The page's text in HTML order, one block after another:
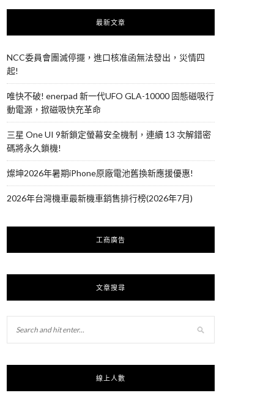
最新文章
NCC委員會團滅停擺，進口核准函無法發出，災情四
起!
唯快不破! enerpad 新一代UFO GLA-10000 固態磁吸行
動電源，掀磁吸快充革命
三星 One UI 9新鎖定螢幕安全機制，連續 13 次解錯密
碼將永久鎖機!
燦坤2026年暑期iPhone原廠電池舊換新應援優惠!
2026年台灣機車最新機車銷售排行榜(2026年7月)
工商廣告
文章搜尋
線上人數